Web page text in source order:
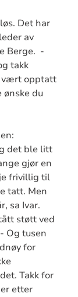
Det har
av
Berge. -
takk
vært opptatt
ønske du
det ble litt
gjør en
frivillig til
tatt. Men
sa Ivar.
støtt ved
Og tusen
for
Takk for
etter